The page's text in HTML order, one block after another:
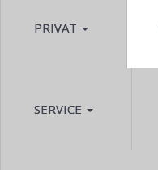
PRIVAT
SERVICE